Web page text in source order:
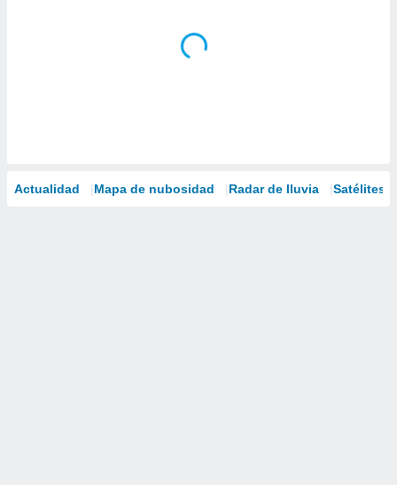
Actualidad Mapa de nubosidad Radar de lluvia Satélites